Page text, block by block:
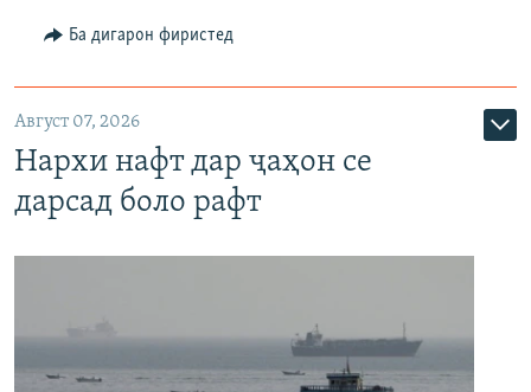
Ба дигарон фиристед
Август 07, 2026
Нархи нафт дар ҷаҳон се
дарсад боло рафт